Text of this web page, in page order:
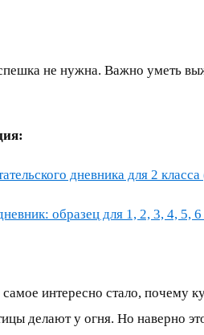
не нужна. Важно уметь
дневника для 2
образец для 1, 2, 3, 4, 5, 6
интересно стало, почему
делают у огня. Но наверно